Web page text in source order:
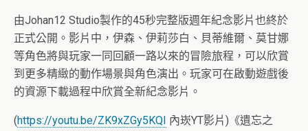
由Johan12 Studio製作的45秒完整版週年紀念影片也終於
正式公開。影片中，伊森、伊莉莎白、貝蒂維爾、莫甘娜
等角色將與玩家一同回顧一路以來的冒險旅程，可以欣賞
到更多精緻的動作場景與角色演出。玩家可在啟動遊戲後
的資源下載過程中欣賞全新紀念影片。
(https://youtu.be/ZK9xZGy5KQI 內崁YT影片)《遺忘之